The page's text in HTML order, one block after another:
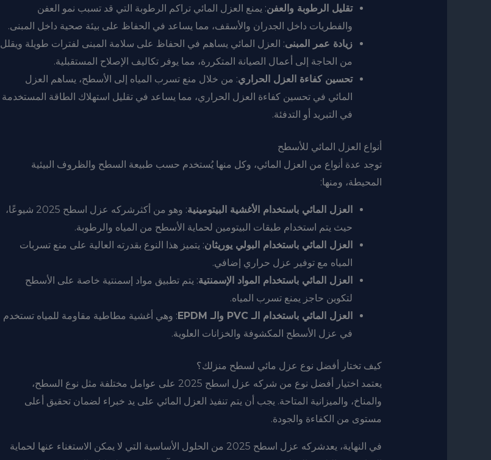
تقليل الرطوبة والعفن: يمنع العزل المائي تراكم الرطوبة التي قد تسبب نمو العفن
والفطريات داخل الجدران والأسقف، مما يساعد في الحفاظ على بيئة صحية داخل المبنى.
زيادة عمر المبنى: العزل المائي يساهم في الحفاظ على سلامة المبنى لفترات طويلة ويقلل
من الحاجة إلى أعمال الصيانة المتكررة، مما يوفر تكاليف الإصلاح المستقبلية.
تحسين كفاءة العزل الحراري: من خلال منع تسرب المياه إلى الأسطح، يساهم العزل
المائي في تحسين كفاءة العزل الحراري، مما يساعد في تقليل استهلاك الطاقة المستخدمة
في التبريد أو التدفئة.
أنواع العزل المائي للأسطح
توجد عدة أنواع من العزل المائي، وكل منها يُستخدم حسب طبيعة السطح والظروف البيئية
المحيطة، ومنها:
العزل المائي باستخدام الأغشية البيتومينية
: وهو من أكثرشركه عزل اسطح 2025 شيوعًا،
حيث يتم استخدام طبقات البيتومين لحماية الأسطح من المياه والرطوبة.
العزل المائي باستخدام البولي يوريثان: يتميز هذا النوع بقدرته العالية على منع تسربات
المياه مع توفير عزل حراري إضافي.
العزل المائي باستخدام المواد الإسمنتية: يتم تطبيق مواد إسمنتية خاصة على الأسطح
لتكوين حاجز يمنع تسرب المياه.
العزل المائي باستخدام الـ PVC والـ EPDM
: وهي أغشية مطاطية مقاومة للمياه تستخدم
في عزل الأسطح المكشوفة والخزانات العلوية.
كيف تختار أفضل نوع عزل مائي لسطح منزلك؟
يعتمد اختيار أفضل نوع من شركه عزل اسطح 2025 على عوامل مختلفة مثل نوع السطح،
والمناخ، والميزانية المتاحة. يجب أن يتم تنفيذ العزل المائي على يد خبراء لضمان تحقيق أعلى
مستوى من الكفاءة والجودة.
في النهاية، يعدشركه عزل اسطح 2025 من الحلول الأساسية التي لا يمكن الاستغناء عنها لحماية